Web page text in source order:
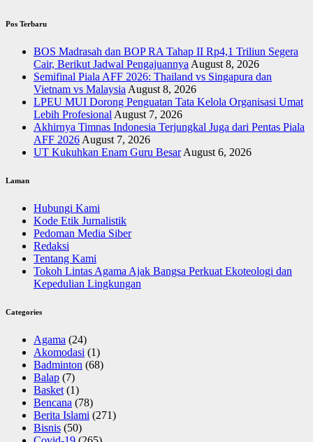
Pos Terbaru
BOS Madrasah dan BOP RA Tahap II Rp4,1 Triliun Segera
Cair, Berikut Jadwal Pengajuannya August 8, 2026
Semifinal Piala AFF 2026: Thailand vs Singapura dan
Vietnam vs Malaysia August 8, 2026
LPEU MUI Dorong Penguatan Tata Kelola Organisasi Umat
Lebih Profesional August 7, 2026
Akhirnya Timnas Indonesia Terjungkal Juga dari Pentas Piala
AFF 2026 August 7, 2026
UT Kukuhkan Enam Guru Besar August 6, 2026
Laman
Hubungi Kami
Kode Etik Jurnalistik
Pedoman Media Siber
Redaksi
Tentang Kami
Tokoh Lintas Agama Ajak Bangsa Perkuat Ekoteologi dan
Kepedulian Lingkungan
Categories
Agama (24)
Akomodasi (1)
Badminton (68)
Balap (7)
Basket (1)
Bencana (78)
Berita Islami (271)
Bisnis (50)